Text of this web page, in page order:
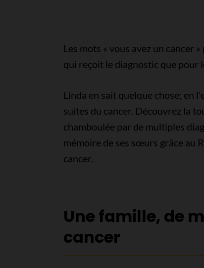
Les mots « vous avez un cancer
qui reçoit le diagnostic que pour
Linda en sait quelque chose; en
suites du cancer. Découvrez la
chamboulée par de multiples
mémoire de ses sœurs grâce au
cancer.
Une famille, de
cancer